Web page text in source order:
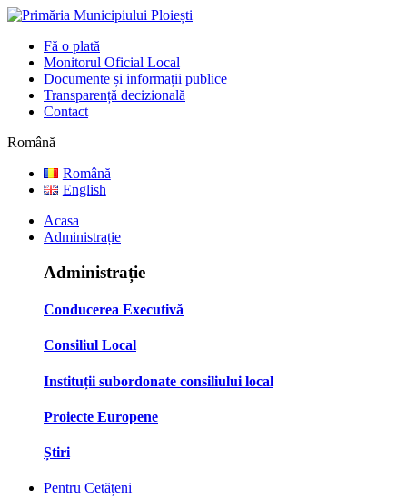
Fă o plată
Monitorul Oficial Local
Documente și informații publice
Transparență decizională
Contact
Română
Română
English
Acasa
Administrație
Administrație
Conducerea Executivă
Consiliul Local
Instituții subordonate consiliului local
Proiecte Europene
Știri
Pentru Cetățeni